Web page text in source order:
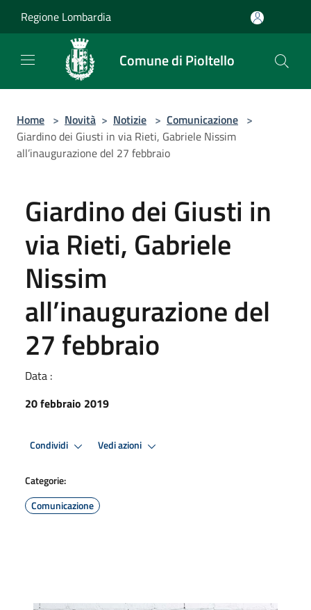
Regione Lombardia
Comune di Pioltello
Home > Novità > Notizie > Comunicazione >
Giardino dei Giusti in via Rieti, Gabriele Nissim
all’inaugurazione del 27 febbraio
Giardino dei Giusti in
via Rieti, Gabriele
Nissim
all’inaugurazione del
27 febbraio
Data :
20 febbraio 2019
Condividi Vedi azioni
Categorie:
Comunicazione